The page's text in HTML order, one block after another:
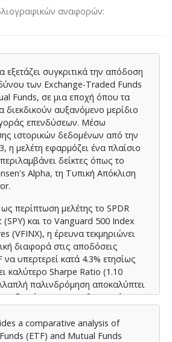
αναφορών
συγκριτικά την απόδοση
των Exchange-Traded Funds
Funds, σε μια εποχή όπου τα
διεκδικούν αυξανόμενο μερίδιο
επενδύσεων. Μέσω
ιστορικών δεδομένων από την
η μελέτη εφαρμόζει ένα πλαίσιο
δείκτες όπως το
Alpha, τη Τυπική Απόκλιση
περίπτωση μελέτης το SPDR
και το Vanguard 500 Index
(VFINX), η έρευνα τεκμηριώνει
διαφορά στις αποδόσεις
να υπερτερεί κατά 4.3% ετησίως
καλύτερο Sharpe Ratio (1.10
παλινδρόμηση αποκαλύπτει
εξηγεί το 63% της διαφοράς
την απόδοση κατά 0.89%.
a comparative analysis of
(ETF) and Mutual Funds